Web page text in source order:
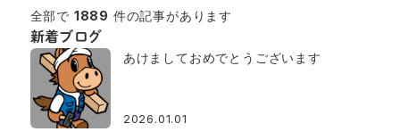
全部で 1889 件の記事があります
新着ブログ
あけましておめでとうございます
2026.01.01